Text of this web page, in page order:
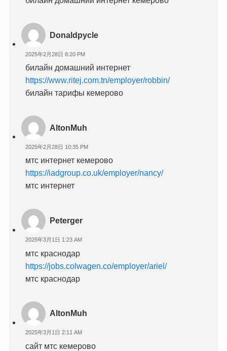
Donaldpycle
2025年2月28日 8:20 PM
билайн домашний интернет
https://www.ritej.com.tn/employer/robbin/
билайн тарифы кемерово
AltonMuh
2025年2月28日 10:35 PM
мтс интернет кемерово
https://iadgroup.co.uk/employer/nancy/
мтс интернет
Peterger
2025年3月1日 1:23 AM
мтс краснодар
https://jobs.colwagen.co/employer/ariel/
мтс краснодар
AltonMuh
2025年3月1日 2:11 AM
сайт мтс кемерово